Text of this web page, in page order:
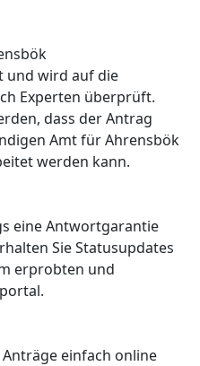
und wird auf die
Experten überprüft.
dass der Antrag
Amt für Ahrensbök
werden kann.
eine Antwortgarantie
Sie Statusupdates
erprobten und
einfach online